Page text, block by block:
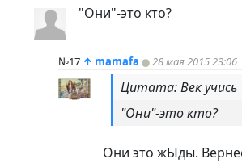
"Они"-это кто?
№17 ↑ mamafa 28 мая 2015 23:06
Цитата: Век учись
"Они"-это кто?
Они это жЫды.